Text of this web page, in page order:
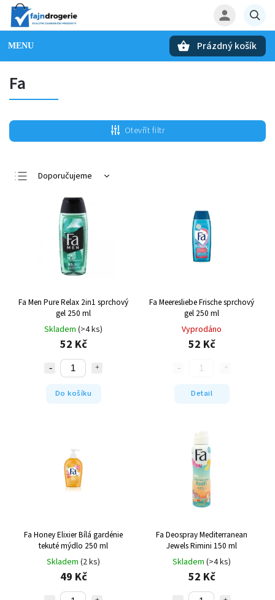
Prázdný košík
Fa
Otevřít filtr
Doporučujeme
Nejlevnější
Nejdražší
Nejprodávanější
Abecedně
Fa Men Pure Relax 2in1 sprchový
gel 250 ml
Skladem (>4 ks)
52 Kč
Do košíku
Fa Meeresliebe Frische sprchový
gel 250 ml
Vyprodáno
52 Kč
Detail
Fa Honey Elixier Bílá gardénie
tekuté mýdlo 250 ml
Skladem (2 ks)
49 Kč
Fa Deospray Mediterranean
Jewels Rimini 150 ml
Skladem (>4 ks)
52 Kč